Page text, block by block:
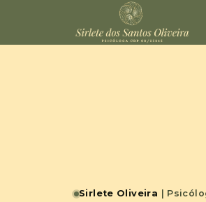
Sirlete Oliveira |